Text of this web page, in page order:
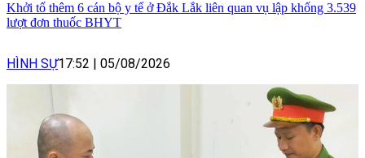
Khởi tố thêm 6 cán bộ y tế ở Đắk Lắk liên quan vụ lập khống 3.539
lượt đơn thuốc BHYT
HÌNH SỰ17:52 05/08/2026